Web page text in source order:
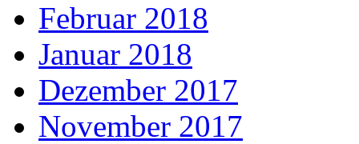
Februar 2018
Januar 2018
Dezember 2017
November 2017